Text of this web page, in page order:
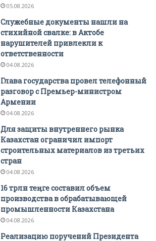
05.08.2026
Служебные документы нашли на
стихийной свалке: в Актобе
нарушителей привлекли к
ответственности
04.08.2026
Глава государства провел телефонный
разговор с Премьер-министром
Армении
04.08.2026
Для защиты внутреннего рынка
Казахстан ограничил импорт
строительных материалов из третьих
стран
04.08.2026
16 трлн теңге составил объем
производства в обрабатывающей
промышленности Казахстана
04.08.2026
Реализацию поручений Президента